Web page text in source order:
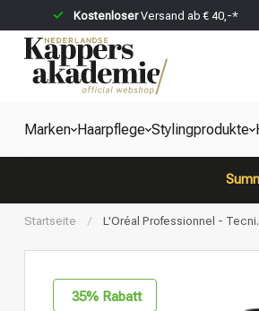
KostenloserVersand ab € 40,-*
Marken Haarpflege Stylingprodukte
Startseite / L'Oréal Professionnel -
35% Rabatt